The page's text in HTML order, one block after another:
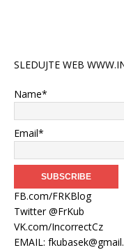
SLEDUJTE WEB
Name*
Email*
FB.com/FRKBlog
Twitter @FrKub
VK.com/IncorrectCz
EMAIL: